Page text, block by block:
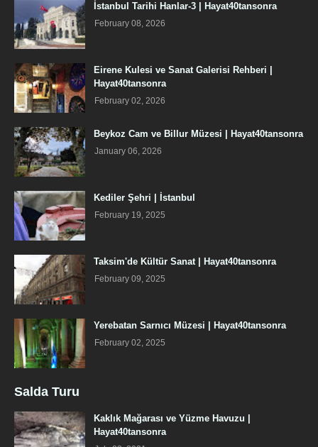
İstanbul Tarihi Hanlar-3 | Hayat40tansonra
February 08, 2026
Eirene Kulesi ve Sanat Galerisi Rehberi |
Hayat40tansonra
February 02, 2026
Beykoz Cam ve Billur Müzesi | Hayat40tansonra
January 06, 2026
Kediler Şehri | İstanbul
February 19, 2025
Taksim'de Kültür Sanat | Hayat40tansonra
February 09, 2025
Yerebatan Sarnıcı Müzesi | Hayat40tansonra
February 02, 2025
Salda Turu
Kaklık Mağarası ve Yüzme Havuzu |
Hayat40tansonra